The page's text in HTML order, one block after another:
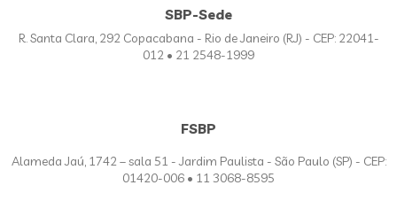
SBP-Sede
R. Santa Clara, 292 Copacabana - Rio de Janeiro (RJ) - CEP: 22041-
012 • 21 2548-1999
FSBP
Alameda Jaú, 1742 – sala 51 - Jardim Paulista - São Paulo (SP) - CEP:
01420-006 • 11 3068-8595